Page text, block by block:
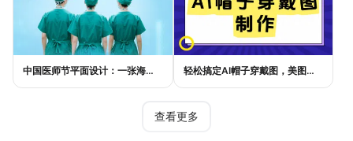
中国医师节平面设计：一张海报如何讲好白衣故事 轻松搞定AI帽子穿戴图，美图设计室电商主图教程
查看更多